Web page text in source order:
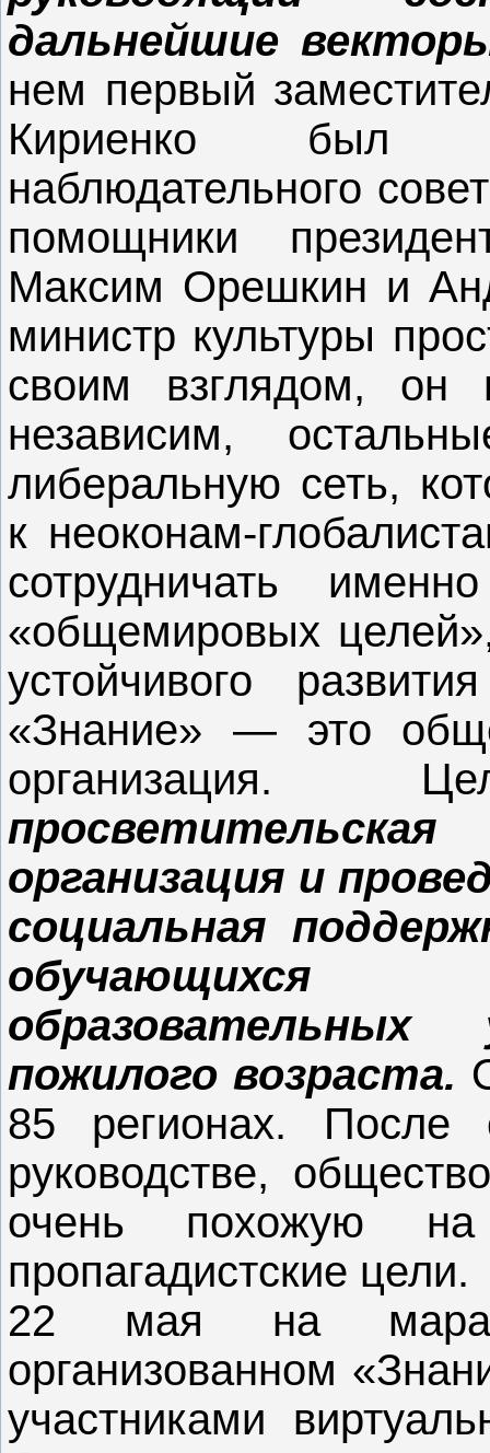
дальнейшие
нем первый
Кириенко был
наблюдательного
помощники
Максим Орешкин и
министр культуры
своим взглядом, он
независим,
либеральную сеть,
к неоконам-
сотрудничать
«общемировых
устойчивого
«Знание» — это
организация и
социальная
обучающихся
пожилого возраста.
85 регионах. После
руководстве,
очень похожую
пропагадистские цели.
22 мая на
организованном
участниками